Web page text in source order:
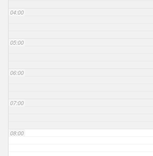
04:00
05:00
06:00
07:00
08:00